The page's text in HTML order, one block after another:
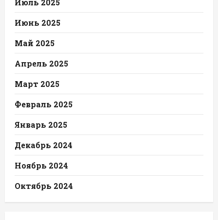
Июнь 2025
Май 2025
Апрель 2025
Март 2025
Февраль 2025
Январь 2025
Декабрь 2024
Ноябрь 2024
Октябрь 2024